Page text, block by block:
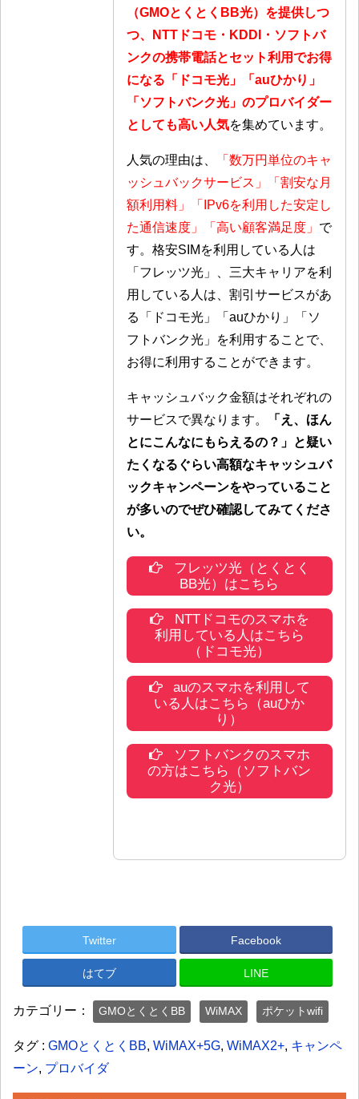
（GMOとくとくBB光）を提供しつ
つ、NTTドコモ・KDDI・ソフトバ
ンクの携帯電話とセット利用でお得
になる「ドコモ光」「auひかり」
「ソフトバンク光」のプロバイダー
としても高い人気を集めています。
人気の理由は、
「数万円単位のキャ
ッシュバックサービス」「割安な月
額利用料」「IPv6を利用した安定し
た通信速度」「高い顧客満足度」 で
す。格安SIMを利用している人は
「フレッツ光」、三大キャリアを利
用している人は、割引サービスがあ
る「ドコモ光」「auひかり」「ソ
フトバンク光」を利用することで、
お得に利用することができます。
キャッシュバック金額はそれぞれの
サービスで異なります。
「え、ほん
とにこんなにもらえるの？」と疑い
たくなるぐらい高額なキャッシュバ
ックキャンペーンをやっていること
が多いのでぜひ確認してみてくださ
い。
フレッツ光（とくとく
BB光）はこちら
NTTドコモのスマホを
利用している人はこちら
（ドコモ光）
auのスマホを利用して
いる人はこちら（auひか
り）
ソフトバンクのスマホ
の方はこちら（ソフトバン
ク光）
Twitter Facebook
はてブ LINE
カテゴリー： GMOとくとくBB WiMAX ポケットwifi
タグ : GMOとくとくBB, WiMAX+5G, WiMAX2+, キャンペ
ーン, プロバイダ